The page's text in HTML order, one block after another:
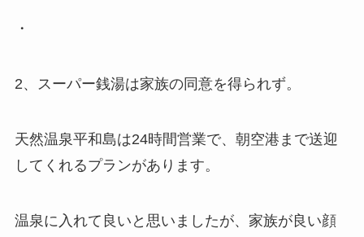
・
2、スーパー銭湯は家族の同意を得られず。
天然温泉平和島は24時間営業で、朝空港まで送迎
してくれるプランがあります。
温泉に入れて良いと思いましたが、家族が良い顔